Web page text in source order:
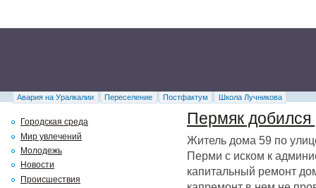
Авария на Уралкалии Переселение Постфактум Школа Лучникова
Пермяк добился
Житель дома 59 по
Перми с иском к
капитальный ремонт
Городская среда
Мир увлечений
Молодежь
Новости
Происшествия